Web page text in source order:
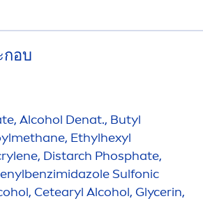
กอบ
Alcohol Denat., Butyl
Ethylhexyl
Distarch Phosphate,
Sulfonic
Cetearyl Alcohol, Glycerin,